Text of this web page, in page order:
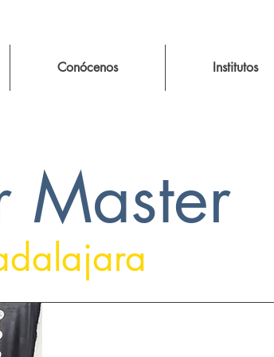
Conócenos Institutos
Master